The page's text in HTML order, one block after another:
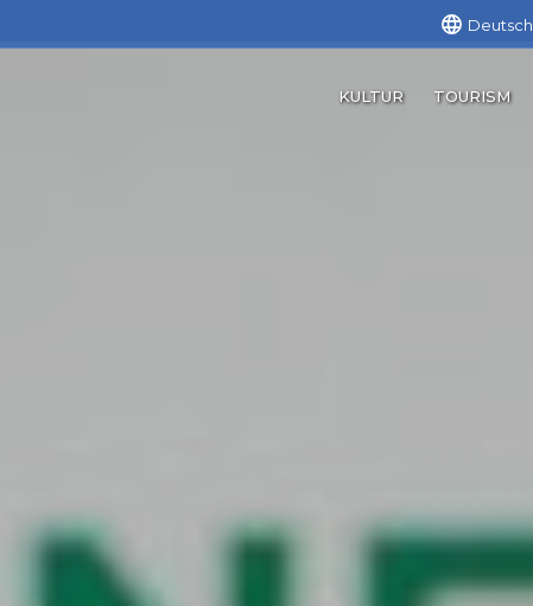
Deutsch
KULTUR TOURISM